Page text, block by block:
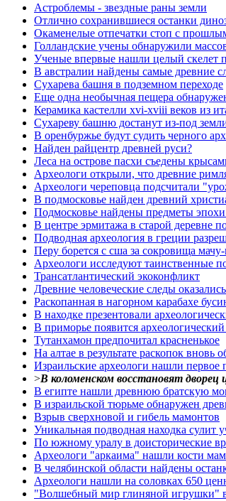
Астроблемы - звездные раны земли
Отлично сохранившиеся останки
Окаменелые отпечатки стоп с
Голландские учены обнаружили
Ученые впервые нашли целый скелет
В австралии найдены самые древние
Сухарева башня в подземном переходе
Еще одна необычная пещера
Керамика кастелли xvi-xviii веков из
Сухареву башню достанут из-под
В оренбуржье будут судить черного
Найден райцентр древней руси?
Леса на острове пасхи съедены
Археологи открыли, что древние
Археологи череповца подсчитали
В подмосковье найден древний
Подмосковье найдены предметы эпохи
В центре эрмитажа в старой деревне
Подводная археология в греции
Перу борется с сша за сокровища
Археологи исследуют таинственные
Трансатлантический экоконфликт
Древние человеческие следы
Раскопанная в нагорном карабахе
В находке презентовали
В приморье появится
Тутанхамон предпочитал красненькое
На алтае в результате раскопок
Израильские археологи нашли
>В коломенском восстановят дворец
В египте нашли древнюю братскую
В израильской тюрьме обнаружен
Взрыв сверхновой и гибель мамонтов
Уникальная подводная находка
По южному уралу в доисторические
Археологи "аркаима" нашли кости
В челябинской области найдены
Археологи нашли на соловках 650
"Волшебный мир глиняной игрушки"